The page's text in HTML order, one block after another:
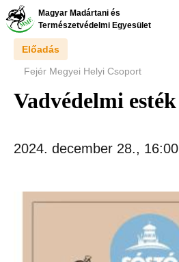
Ugrás
tartalomra
Magyar Madártani és
Természetvédelmi Egyesület
Előadás
Fejér Megyei Helyi Csoport
Vadvédelmi esték
2024. december 28., 16:00